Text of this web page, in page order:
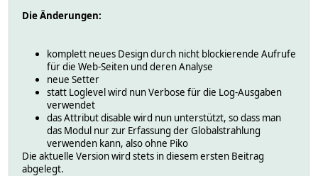
Die Änderungen:
komplett neues Design durch nicht blockierende Aufrufe
für die Web-Seiten und deren Analyse
neue Setter
statt Loglevel wird nun Verbose für die Log-Ausgaben
verwendet
das Attribut disable wird nun unterstützt, so dass man
das Modul nur zur Erfassung der Globalstrahlung
verwenden kann, also ohne Piko
Die aktuelle Version wird stets in diesem ersten Beitrag
abgelegt.